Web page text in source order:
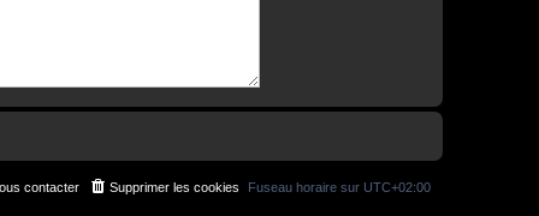
Fuseau horaire sur UTC+02:00
Supprimer les cookies
contacter